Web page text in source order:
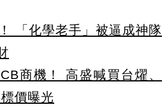
「化學老手」被逼成神隊
商機！ 高盛喊買台燿、
價曝光